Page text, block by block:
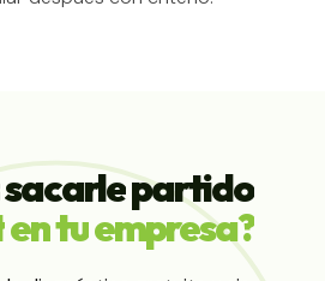
sacarlepartido
entuempresa?